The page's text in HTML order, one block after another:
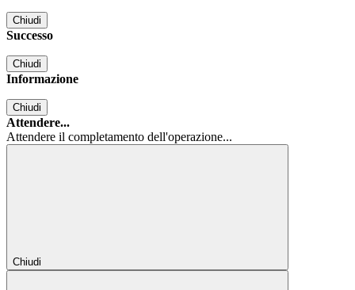
Chiudi
Successo
Chiudi
Informazione
Chiudi
Attendere...
Attendere il completamento dell'operazione...
Chiudi